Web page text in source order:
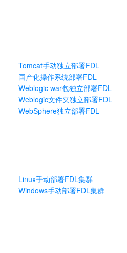
Tomcat手动独立部署FDL
国产化操作系统部署FDL
Weblogic war包独立部署FDL
Weblogic文件夹独立部署FDL
WebSphere独立部署FDL
Linux手动部署FDL集群
Windows手动部署FDL集群